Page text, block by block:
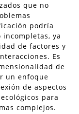
que no
podría
ya
de factores y
Es
de
un enfoque
de aspectos
para
complejos.